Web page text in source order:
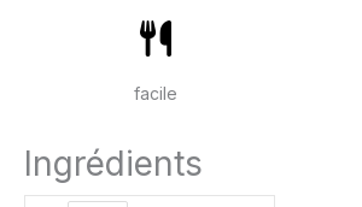
facile
Ingrédients